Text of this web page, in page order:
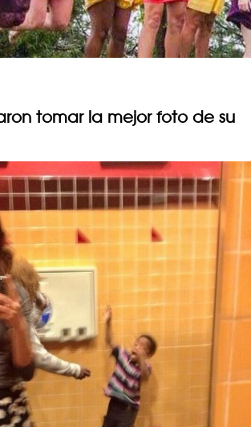
tomar la mejor foto de su